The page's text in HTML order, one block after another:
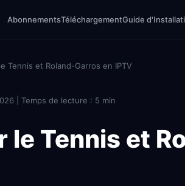
AbonnementsTéléchargementGuide
Tennis et Roland-Garros en IPTV
| Temps de lecture : 5 min
le Tennis et